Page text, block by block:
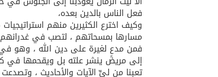
فعل الناس بالدين بعده،
وكيف اخترع الكثيرين منهم
مسارها بمسحاتهم ، لتصب في
فمن مدعٍ لغيرة على دين الله ، وهو
إلى مريض ينشر علته بل ويقحمها في
تعبنا من ليِّ الآيات والأحاديث ،